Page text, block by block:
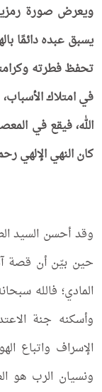
ويعرض صورة
يسبق عبده دائمًا
تحفظ فطرته
في امتلاك
الله، فيقع في
كان النهي الإلهي
وقد أحسن السيد
حين بيّن أن قصة
المادي؛ فالله
وأسكنه جنة
الإسراف واتباع
ونسيان الرب هو